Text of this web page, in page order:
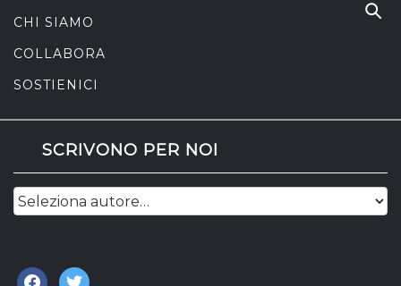
CHI SIAMO
COLLABORA
SOSTIENICI
SCRIVONO PER NOI
facebook
twitter